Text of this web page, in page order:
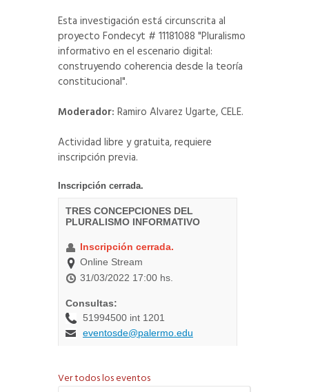
Esta investigación está circunscrita al
proyecto Fondecyt # 11181088 "Pluralismo
informativo en el escenario digital:
construyendo coherencia desde la teoría
constitucional".
Moderador: Ramiro Alvarez Ugarte, CELE.
Actividad libre y gratuita, requiere
inscripción previa.
Ver todos los eventos